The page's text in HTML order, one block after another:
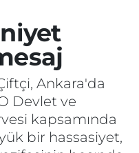
Ankara'da
Devlet ve
kapsamında
bir hassasiyet,
ve Fikstür